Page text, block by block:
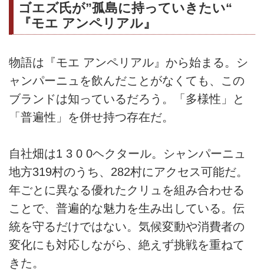
ゴエズ氏が”孤島に持っていきたい“
『モエ アンペリアル』
物語は『モエ アンペリアル』から始まる。シ
ャンパーニュを飲んだことがなくても、この
ブランドは知っているだろう。「多様性」と
「普遍性」を併せ持つ存在だ。
自社畑は1 3 0 0ヘクタール。シャンパーニュ
地方319村のうち、282村にアクセス可能だ。
年ごとに異なる優れたクリュを組み合わせる
ことで、普遍的な魅力を生み出している。伝
統を守るだけではない。気候変動や消費者の
変化にも対応しながら、絶えず挑戦を重ねて
きた。